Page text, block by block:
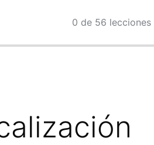
0 de 56 lecciones